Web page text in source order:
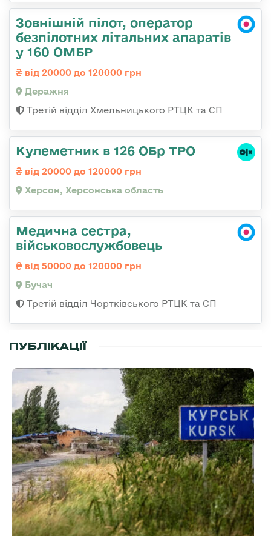
Зовнішній пілот, оператор
безпілотних літальних апаратів
у 160 ОМБР
від 20000 до 120000 грн
Деражня
Третій відділ Хмельницького РТЦК та СП
Кулеметник в 126 ОБр ТРО
від 20000 до 120000 грн
Херсон, Херсонська область
Медична сестра,
військовослужбовець
від 50000 до 120000 грн
Бучач
Третій відділ Чортківського РТЦК та СП
ПУБЛІКАЦІЇ